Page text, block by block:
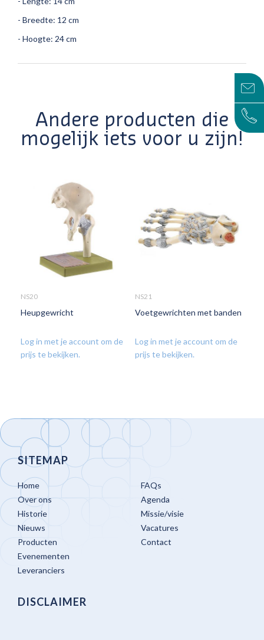
- Breedte: 12 cm
- Hoogte: 24 cm
Andere producten die
mogelijk iets voor u zijn!
NS20
Heupgewricht
Log in met je account om de
prijs te bekijken.
NS21
Voetgewrichten met banden
Log in met je account om de
prijs te bekijken.
SITEMAP
Home
Over ons
Historie
Nieuws
Producten
Evenementen
Leveranciers
FAQs
Agenda
Missie/visie
Vacatures
Contact
DISCLAIMER